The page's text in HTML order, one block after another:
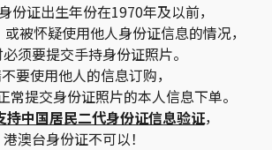
份证出生年份在1970年及以前，
被怀疑使用他人身份证信息的情况，
须要提交手持身份证照片。
要使用他人的信息订购，
常提交身份证照片的本人信息下单。
持中国居民二代身份证信息验证，
港澳台身份证不可以！